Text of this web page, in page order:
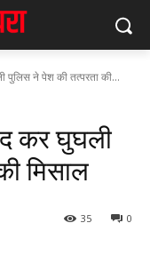
ने पेश की तत्परता की...
कर घुघली
मिसाल
0
35